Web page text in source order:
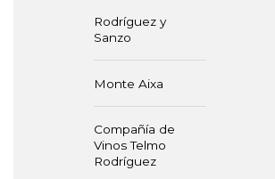
Rodríguez y
Sanzo
Monte Aixa
Compañía de
Vinos Telmo
Rodríguez